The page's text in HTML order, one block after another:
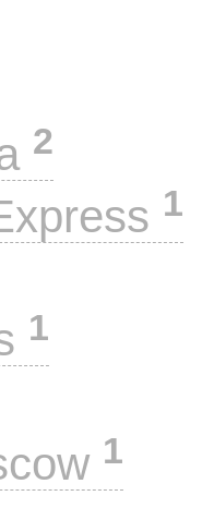
2
1
1
1